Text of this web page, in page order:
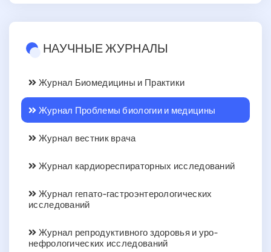
НАУЧНЫЕ ЖУРНАЛЫ
Журнал Биомедицины и Практики
Журнал Проблемы биологии и медицины
Журнал вестник врача
Журнал кардиореспираторных исследований
Журнал гепато-гастроэнтерологических
исследований
Журнал репродуктивного здоровья и уро-
нефрологических исследований